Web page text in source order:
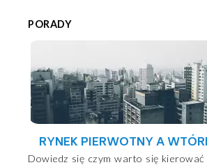
PORADY
RYNEK PIERWOTNY A
Dowiedz się czym warto się kierować